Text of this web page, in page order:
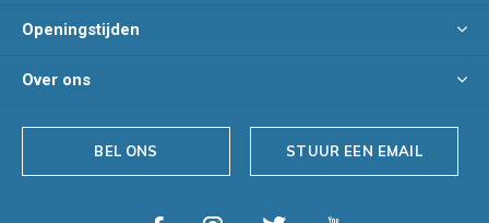
Openingstijden
Over ons
BEL ONS STUUR EEN EMAIL